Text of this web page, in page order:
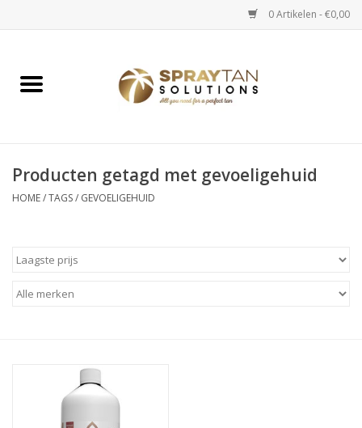
0 Artikelen - €0,00
Home
Spray Tan Starterspakketten
Selftan producten
Onderdelen
Producten getagd met gevoeligehuid
HOME/TAGS/ GEVOELIGEHUID